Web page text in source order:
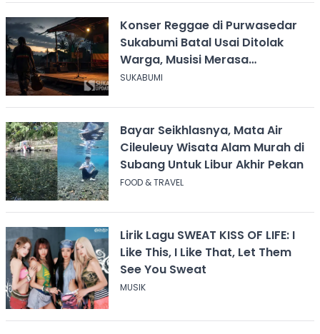
Konser Reggae di Purwasedar
Sukabumi Batal Usai Ditolak
Warga, Musisi Merasa
Didiskreditkan
SUKABUMI
Bayar Seikhlasnya, Mata Air
Cileuleuy Wisata Alam Murah di
Subang Untuk Libur Akhir Pekan
FOOD & TRAVEL
Lirik Lagu SWEAT KISS OF LIFE: I
Like This, I Like That, Let Them
See You Sweat
MUSIK